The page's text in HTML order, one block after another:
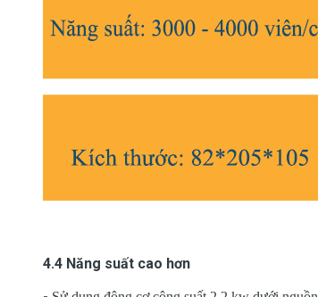
4.4 Năng suất cao hơn